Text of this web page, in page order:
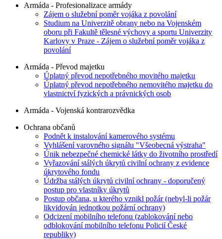
Armáda - Profesionalizace armády
Zájem o služební poměr vojáka z povolání
Studium na Univerzitě obrany nebo na Vojenském
oboru při Fakultě tělesné výchovy a sportu Univerzity
Karlovy v Praze - Zájem o služební poměr vojáka z
povolání
Armáda - Převod majetku
Úplatný převod nepotřebného movitého majetku
Úplatný převod nepotřebného nemovitého majetku do
vlastnictví fyzických a právnických osob
Armáda - Vojenská kontrarozvědka
Ochrana občanů
Podnět k instalování kamerového systému
Vyhlášení varovného signálu "Všeobecná výstraha"
Únik nebezpečné chemické látky do životního prostředí
Vyřazování stálých úkrytů civilní ochrany z evidence
úkrytového fondu
Údržba stálých úkrytů civilní ochrany - doporučený
postup pro vlastníky úkrytů
Postup občana, u kterého vznikl požár (nebyl-li požár
likvidován jednotkou požární ochrany)
Odcizení mobilního telefonu (zablokování nebo
odblokování mobilního telefonu Policií České
republiky)